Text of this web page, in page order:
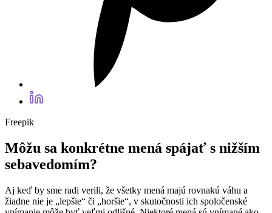
Freepik
Môžu sa konkrétne mená spájať s nižším
sebavedomím?
Aj keď by sme radi verili, že všetky mená majú rovnakú váhu a
žiadne nie je „lepšie“ či „horšie“, v skutočnosti ich spoločenské